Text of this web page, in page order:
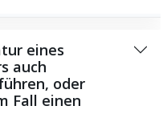
vor Ort sein. Das
Auftragslage zu
der Verkehrslage
auch
oder